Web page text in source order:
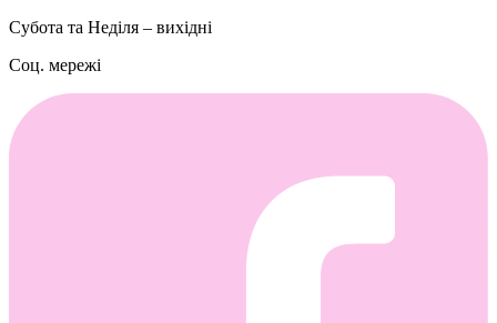
Субота та Неділя – вихідні
Соц. мережі